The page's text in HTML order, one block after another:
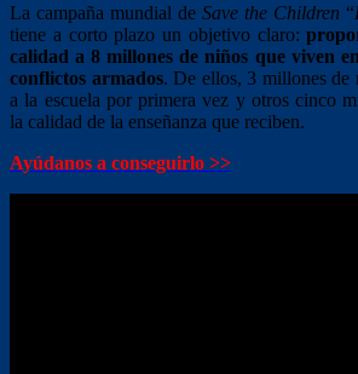
La campaña mundial de Save the Children “
tiene a corto plazo un objetivo claro:
calidad a 8 millones de niños que viven
conflictos armados. De ellos, 3 millones de
a la escuela por primera vez y otros cinco
la calidad de la enseñanza que reciben.
Ayúdanos a conseguirlo >>